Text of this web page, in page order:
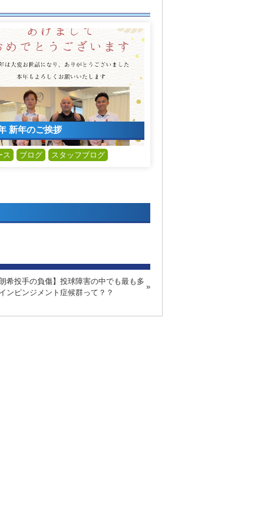
新年のご挨拶
ス ブログ スタッフブログ
希投手の負傷】投球障害の中でも最も多
ンピンジメント症候群って？？